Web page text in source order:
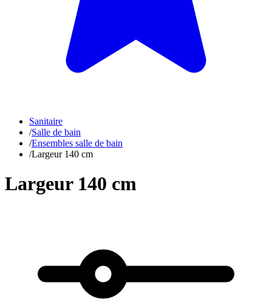
Sanitaire
/Salle de bain
/Ensembles salle de bain
/Largeur 140 cm
Largeur 140 cm